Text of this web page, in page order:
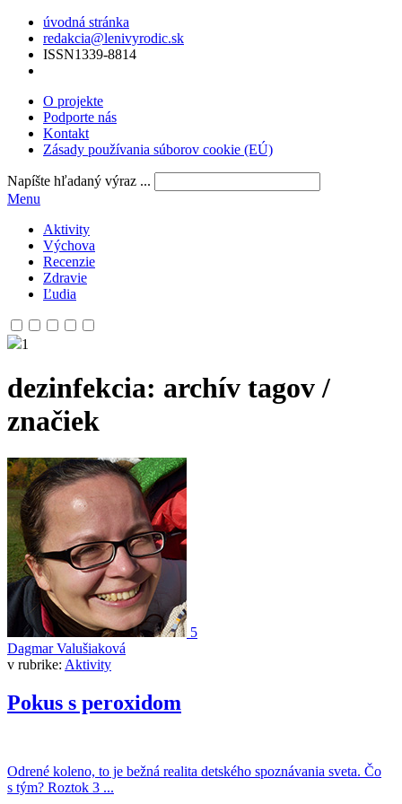
úvodná stránka
redakcia@lenivyrodic.sk
ISSN1339-8814
O projekte
Podporte nás
Kontakt
Zásady používania súborov cookie (EÚ)
Napíšte hľadaný výraz ...
Menu
Aktivity
Výchova
Recenzie
Zdravie
Ľudia
1
dezinfekcia: archív tagov /
značiek
5
Dagmar Valušiaková
v rubrike: Aktivity
Pokus s peroxidom
Odrené koleno, to je bežná realita detského spoznávania sveta. Čo
s tým? Roztok 3 ...